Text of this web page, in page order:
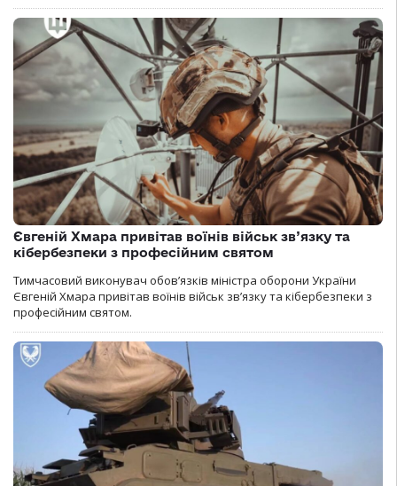
Євгеній Хмара привітав воїнів військ зв’язку та
кібербезпеки з професійним святом
Тимчасовий виконувач обов’язків міністра оборони України
Євгеній Хмара привітав воїнів військ зв’язку та кібербезпеки з
професійним святом.